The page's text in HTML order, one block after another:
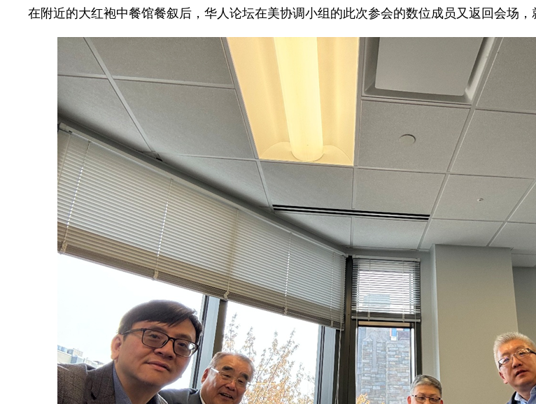
在附近的大红袍中餐馆餐叙后，华人论坛在美协调小组的此次参会的数位成员又返回会场，